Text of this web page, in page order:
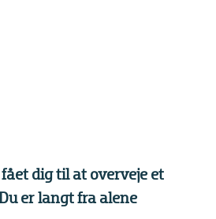
dig til at overveje et
er langt fra alene